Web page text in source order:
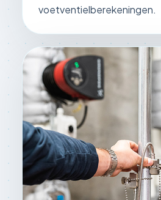
voetventielberekeningen.